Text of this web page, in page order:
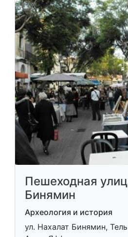
Пешеходная
Бинямин
Археология и история
ул. Нахалат Бинямин,